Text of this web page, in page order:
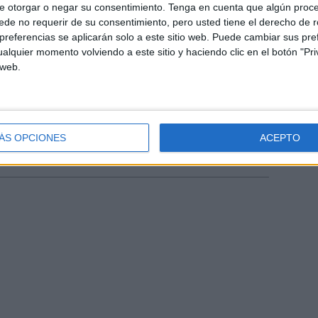
otorgar o negar su consentimiento. Tenga en cuenta que algún
no requerir de su consentimiento, pero usted tiene el derecho de
se aplicarán solo a este sitio web. Puede cambiar sus
momento volviendo a este sitio y haciendo clic en el botón
OPCIONES ACEPTO
set del matí s'uniran a les marxes
Unió de Pagesos